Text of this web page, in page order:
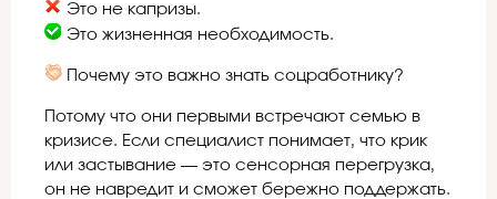
Это не капризы.
Это жизненная необходимость.
Почему это важно знать соцработнику?
Потому что они первыми встречают семью в
кризисе. Если специалист понимает, что крик
или застывание — это сенсорная перегрузка,
он не навредит и сможет бережно поддержать.